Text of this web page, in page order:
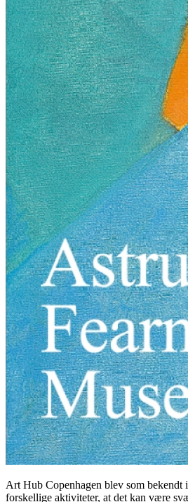
Art Hub Copenhagen blev som bekendt
forskellige aktiviteter, at det kan være